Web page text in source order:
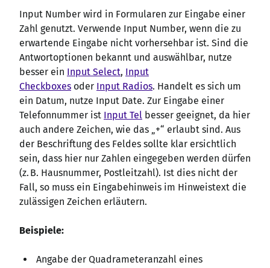
Input Number wird in Formularen zur Eingabe einer
Zahl genutzt. Verwende Input Number, wenn die zu
erwartende Eingabe nicht vorhersehbar ist. Sind die
Antwortoptionen bekannt und auswählbar, nutze
besser ein Input Select, Input
Checkboxes oder Input Radios. Handelt es sich um
ein Datum, nutze Input Date. Zur Eingabe einer
Telefonnummer ist Input Tel besser geeignet, da hier
auch andere Zeichen, wie das „+“ erlaubt sind. Aus
der Beschriftung des Feldes sollte klar ersichtlich
sein, dass hier nur Zahlen eingegeben werden dürfen
(z. B. Hausnummer, Postleitzahl). Ist dies nicht der
Fall, so muss ein Eingabehinweis im Hinweistext die
zulässigen Zeichen erläutern.
Beispiele:
Angabe der Quadrameteranzahl eines